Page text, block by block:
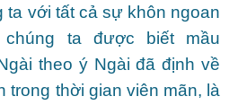
ta với tất cả sự khôn ngoan
ta được biết mầu
theo ý Ngài đã định về
trong thời gian viên mãn, là